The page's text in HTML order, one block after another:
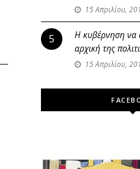
15 Απριλίου,
5
Η κυβέρνηση να
αρχική της
15 Απριλίου,